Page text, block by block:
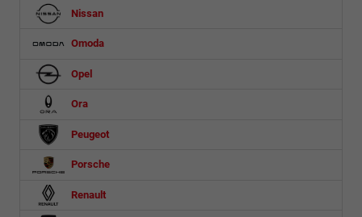
Nissan
Omoda
Opel
Ora
Peugeot
Porsche
Renault